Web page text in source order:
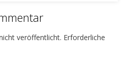
veröffentlicht. Erforderliche